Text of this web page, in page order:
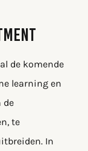
de komende
learning en
de
te
In